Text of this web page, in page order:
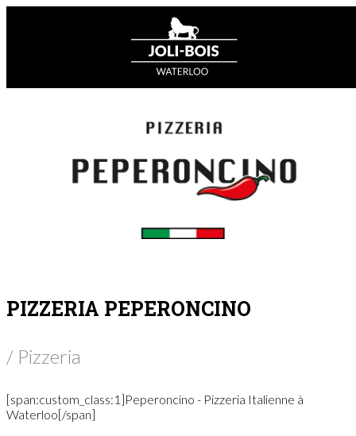
PIZZERIA PEPERONCINO
/ Pizzeria
[span:custom_class:1]Peperoncino - Pizzeria Italienne à
Waterloo[/span]